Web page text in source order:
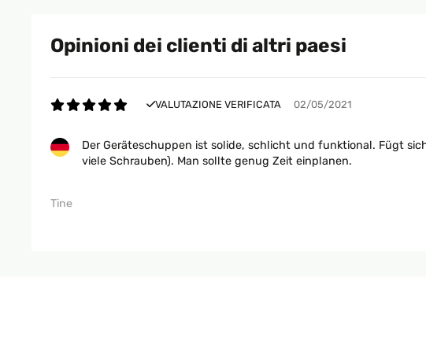
Opinioni dei clienti di altri paesi
VALUTAZIONE VERIFICATA 02/05/2021
Der Geräteschuppen ist solide, schlicht und funktional. Fügt
viele Schrauben). Man sollte genug Zeit einplanen.
Tine